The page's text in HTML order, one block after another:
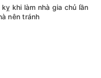
khi làm nhà gia chủ lần
nên tránh